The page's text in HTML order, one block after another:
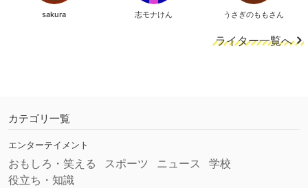
sakura 志モナけん うさぎのももさん
ライター一覧へ
カテゴリ一覧
エンターテイメント
おもしろ・笑える スポーツ ニュース
学校
役立ち・知識